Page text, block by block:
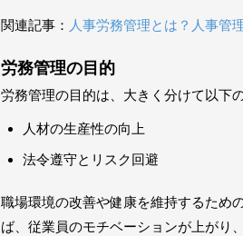
関連記事： 人事労務管理とは？人事管
労務管理の目的
労務管理の目的は、大きく分けて以下
人材の生産性の向上
法令遵守とリスク回避
職場環境の改善や健康を維持するため
ば、従業員のモチベーションが上がり